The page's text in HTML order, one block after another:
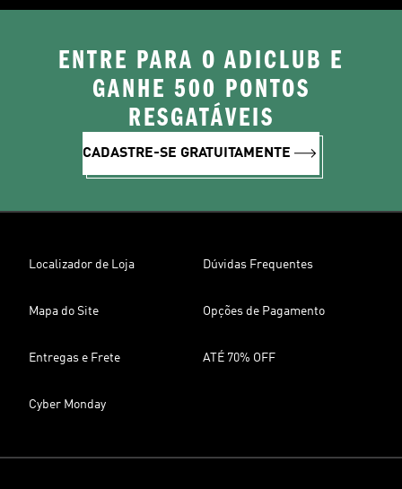
ENTRE PARA O ADICLUB E
GANHE 500 PONTOS
RESGATÁVEIS
CADASTRE-SE GRATUITAMENTE
Localizador de Loja Dúvidas Frequentes
Mapa do Site Opções de Pagamento
Entregas e Frete ATÉ 70% OFF
Cyber Monday